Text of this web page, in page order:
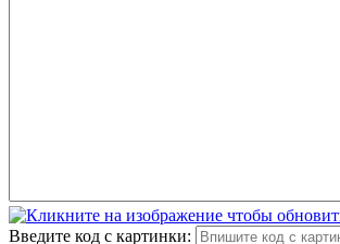
Введите код с картинки: